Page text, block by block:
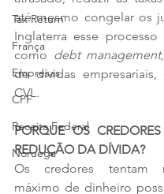
Tax Return
França
Empresas
CPF
Receita Federal
Noruega
até mesmo congelar os
Inglaterra esse
como debt management
de dívidas empresariais,
CVL.
PORQUE OS
REDUÇÃO DA DÍVIDA?
Os credores tentam
máximo de dinheiro